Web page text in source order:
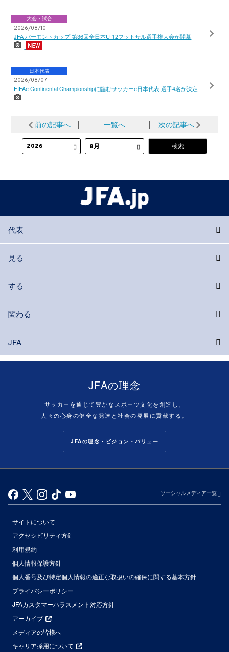
大会・試合
2026/08/10
JFA バーモントカップ 第36回全日本U-12フットサル選手権大会が開幕
日本代表
2026/08/07
FIFAe Continental Championshipに臨むサッカーe日本代表 選手4名が決定
前の記事へ 一覧へ 次の記事へ
代表
見る
する
関わる
JFA
JFAの理念
サッカーを通じて豊かなスポーツ文化を創造し、
人々の心身の健全な発達と社会の発展に貢献する。
JFAの理念・ビジョン・バリュー
ソーシャルメディア一覧
サイトについて
アクセシビリティ方針
利用規約
個人情報保護方針
個人番号及び特定個人情報の適正な取扱いの確保に関する基本方針
プライバシーポリシー
JFAカスタマーハラスメント対応方針
アーカイブ
メディアの皆様へ
キャリア採用について